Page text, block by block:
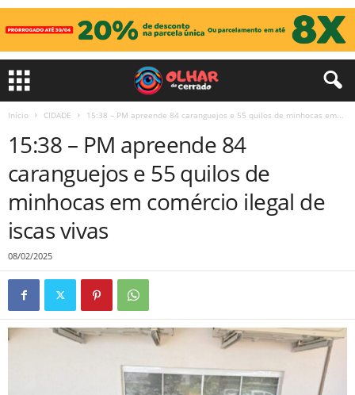
Início CIDADE 15:38 – PM apreende 84 caranguejos e 55 quilos de minhocas em...
15:38 – PM apreende 84
caranguejos e 55 quilos de
minhocas em comércio ilegal de
iscas vivas
08/02/2025